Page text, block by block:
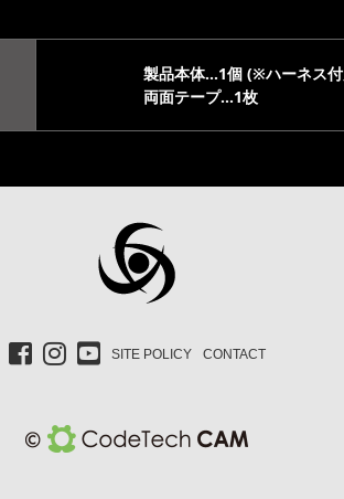
製品本体…1個 (※ハーネス
両面テープ…1枚
SITE POLICY CONTACT